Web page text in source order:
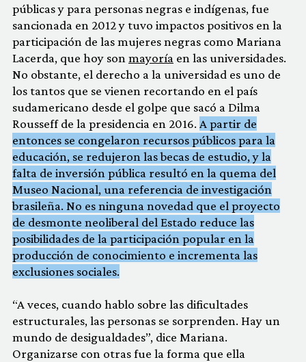
públicas y para personas negras e indígenas, fue
sancionada en 2012 y tuvo impactos positivos en la
participación de las mujeres negras como Mariana
Lacerda, que hoy son mayoría en las universidades.
No obstante, el derecho a la universidad es uno de
los tantos que se vienen recortando en el país
sudamericano desde el golpe que sacó a Dilma
Rousseff de la presidencia en 2016. A partir de
entonces se congelaron recursos públicos para la
educación, se redujeron las becas de estudio, y la
falta de inversión pública resultó en la quema del
Museo Nacional, una referencia de investigación
brasileña. No es ninguna novedad que el proyecto
de desmonte neoliberal del Estado reduce las
posibilidades de la participación popular en la
producción de conocimiento e incrementa las
exclusiones sociales.
“A veces, cuando hablo sobre las dificultades
estructurales, las personas se sorprenden. Hay un
mundo de desigualdades”, dice Mariana.
Organizarse con otras fue la forma que ella